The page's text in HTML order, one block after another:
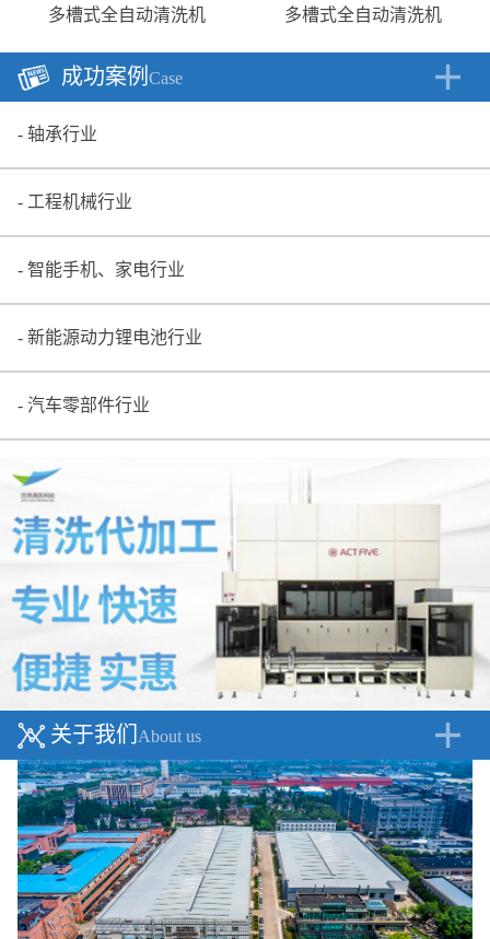
多槽式全自动清洗机 多槽式全自动清洗机
成功案例 Case
轴承行业
工程机械行业
智能手机、家电行业
新能源动力锂电池行业
汽车零部件行业
关于我们 About us